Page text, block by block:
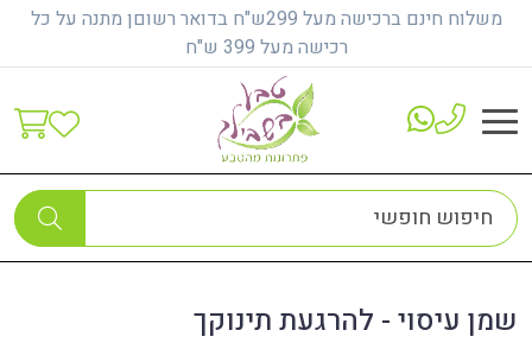
משלוח חינם ברכישה מעל 299ש"ח בדואר רשוםן מתנה על כל
רכישה מעל 399 ש"ח
מוצרים לתינוקות וילדים
שמן עיסוי - להרגעת תינוקך
שמן עיסוי - להרגעת תינוקך